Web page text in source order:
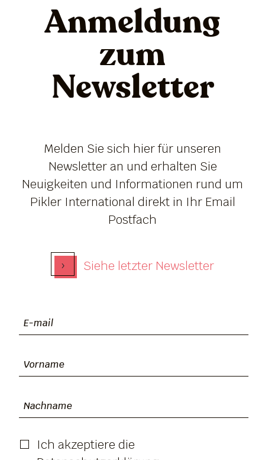
Anmeldung
zum
Newsletter
Melden Sie sich hier für unseren
Newsletter an und erhalten Sie
Neuigkeiten und Informationen rund um
Pikler International direkt in Ihr Email
Postfach
› Siehe letzter Newsletter
Ich akzeptiere die